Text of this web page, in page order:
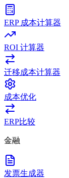
ERP 成本计算器
ROI 计算器
迁移成本计算器
成本优化
ERP比较
金融
发票生成器